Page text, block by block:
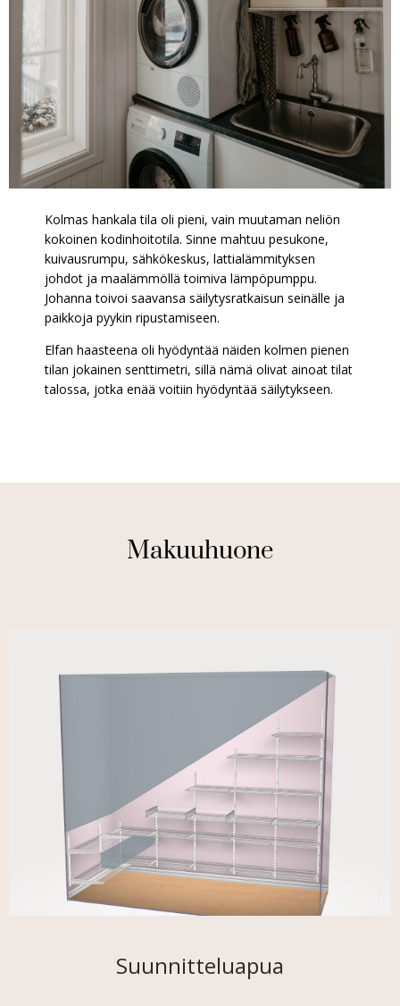
Kolmas hankala tila oli pieni, vain muutaman neliön
kokoinen kodinhoitotila. Sinne mahtuu pesukone,
kuivausrumpu, sähkökeskus, lattialämmityksen
johdot ja maalämmöllä toimiva lämpöpumppu.
Johanna toivoi saavansa säilytysratkaisun seinälle ja
paikkoja pyykin ripustamiseen.
Elfan haasteena oli hyödyntää näiden kolmen pienen
tilan jokainen senttimetri, sillä nämä olivat ainoat tilat
talossa, jotka enää voitiin hyödyntää säilytykseen.
Makuuhuone
Suunnitteluapua